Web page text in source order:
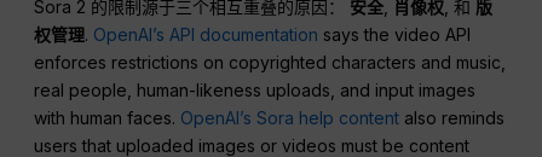
Sora 2 的限制源于三个相互重叠的原因： 安全 肖像权 , 和 版
权管理. OpenAI’s API documentation says the video API
enforces restrictions on copyrighted characters and music,
real people, human-likeness uploads, and input images
with human faces. OpenAI’s Sora help content also reminds
users that uploaded images or videos must be content